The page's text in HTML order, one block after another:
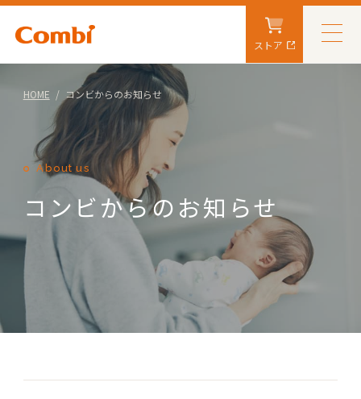
ストア
HOME コンビからのお知らせ
About us
コンビからのお知らせ